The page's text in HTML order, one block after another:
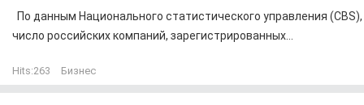
По данным Национального статистического управления (CBS),
число российских компаний, зарегистрированных...
Hits:263 Бизнес